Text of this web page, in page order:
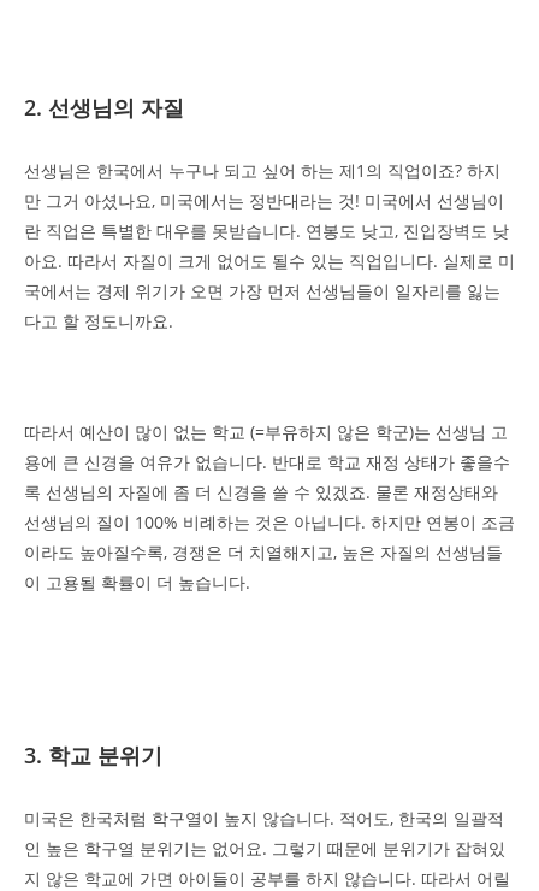
2. 선생님의 자질
선생님은 한국에서 누구나 되고 싶어 하는 제1의 직업이죠? 하지
만 그거 아셨나요, 미국에서는 정반대라는 것! 미국에서 선생님이
란 직업은 특별한 대우를 못받습니다. 연봉도 낮고, 진입장벽도 낮
아요. 따라서 자질이 크게 없어도 될수 있는 직업입니다. 실제로 미
국에서는 경제 위기가 오면 가장 먼저 선생님들이 일자리를 잃는
다고 할 정도니까요.
따라서 예산이 많이 없는 학교 (=부유하지 않은 학군)는 선생님 고
용에 큰 신경을 여유가 없습니다. 반대로 학교 재정 상태가 좋을수
록 선생님의 자질에 좀 더 신경을 쓸 수 있겠죠. 물론 재정상태와
선생님의 질이 100% 비례하는 것은 아닙니다. 하지만 연봉이 조금
이라도 높아질수록, 경쟁은 더 치열해지고, 높은 자질의 선생님들
이 고용될 확률이 더 높습니다.
3. 학교 분위기
미국은 한국처럼 학구열이 높지 않습니다. 적어도, 한국의 일괄적
인 높은 학구열 분위기는 없어요. 그렇기 때문에 분위기가 잡혀있
지 않은 학교에 가면 아이들이 공부를 하지 않습니다. 따라서 어릴